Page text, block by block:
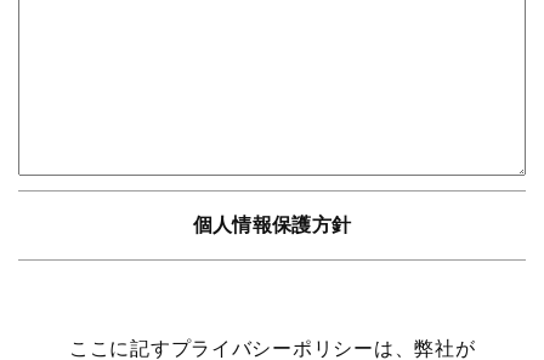
個人情報保護方針
ここに記すプライバシーポリシーは、弊社が